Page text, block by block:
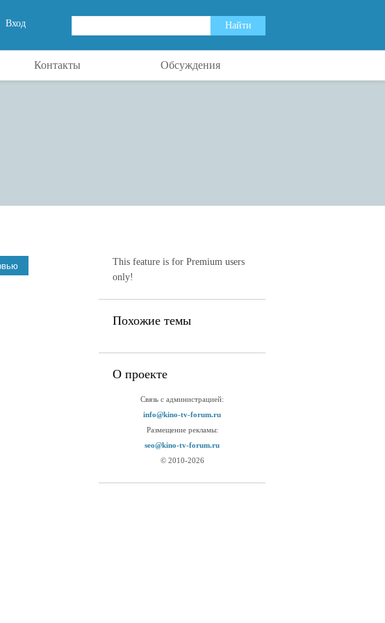
Вход
Контакты Обсуждения
This feature is for Premium users
only!
Похожие темы
О проекте
Связь с администрацией:
info@kino-tv-forum.ru
Размещение рекламы:
seo@kino-tv-forum.ru
© 2010-2026